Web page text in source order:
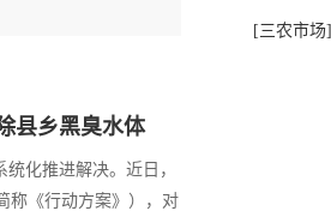
县乡黑臭水体
化推进解决。近日，
称《行动方案》），对
[三农市场]